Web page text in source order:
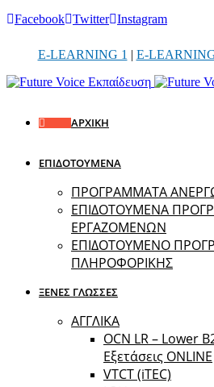
Facebook Twitter Instagram
E-LEARNING 1 | E-
ΑΡΧΙΚΗ
ΕΠΙΔΟΤΟΥΜΕΝΑ
ΠΡΟΓΡΑΜΜΑΤΑ
ΕΠΙΔΟΤΟΥΜΕΝΑ
ΕΡΓΑΖΟΜΕΝΩΝ
ΕΠΙΔΟΤΟΥΜΕΝΟ
ΠΛΗΡΟΦΟΡΙΚΗΣ
ΞΕΝΕΣ ΓΛΩΣΣΕΣ
ΑΓΓΛΙΚΑ
OCN LR – Lower
Εξετάσεις ONLINE
VTCT (iTEC)